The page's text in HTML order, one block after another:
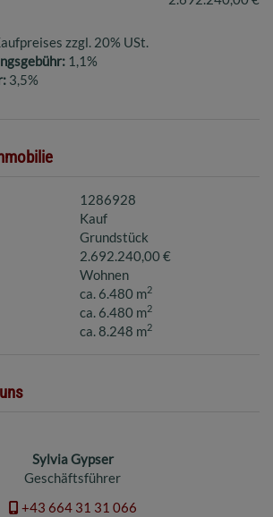
zzgl. 20% USt.
1,1%
3,5%
1286928
Kauf
Grundstück
2.692.240,00 €
Wohnen
ca. 6.480 m2
ca. 6.480 m2
ca. 8.248 m2
Sylvia Gypser
Geschäftsführer
+43 664 31 31 066